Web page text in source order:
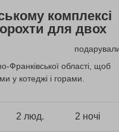
комплексі
для двох
Франківської області, щоб
у котеджі і горами.
2 люд. 2 ночі